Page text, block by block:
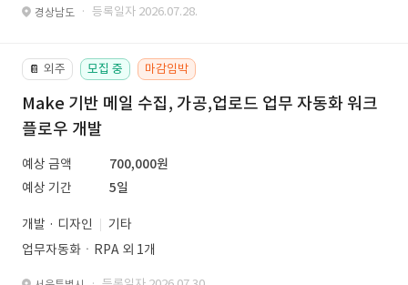
경상남도 · 등록일자 2026.07.28.
📔 외주 모집 중 마감임박
Make 기반 메일 수집, 가공,업로드 업무 자동화 워크
플로우 개발
예상 금액
700,000원
예상 기간
5일
개발 · 디자인
기타
업무자동화ㆍRPA 외 1개